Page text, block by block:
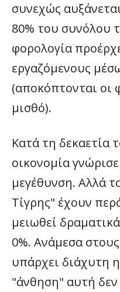
συνεχώς
80% του συνόλου
φορολογία
εργαζόμενους
(αποκόπτονται οι
μισθό).
Κατά τη δεκαετία
οικονομία
μεγέθυνση. Αλλά
Τίγρης" έχουν
μειωθεί
0%. Ανάμεσα
υπάρχει διάχυτη
"άνθηση" αυτή δεν